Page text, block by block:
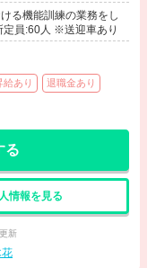
る機能訓練の業務をし
員:60人 ※送迎車あり
給あり 退職金あり
る
情報を見る
新